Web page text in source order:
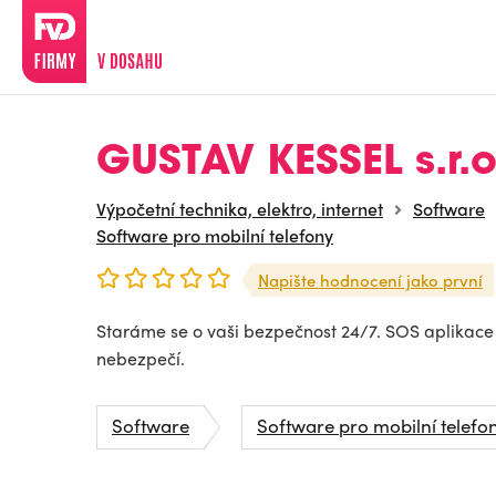
GUSTAV KESSEL
Výpočetní technika, elektro, internet
Software
Software pro mobilní telefony
Napište hodnocení jako první
Staráme se o vaši bezpečnost 24/7. SOS
nebezpečí.
Software Software pro mobilní